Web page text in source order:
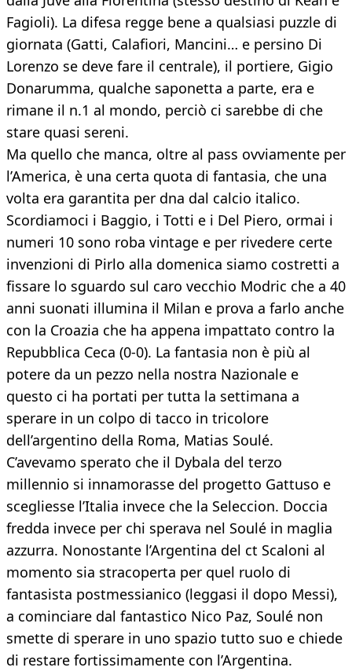
Fagioli). La difesa regge bene a qualsiasi puzzle di
giornata (Gatti, Calafiori, Mancini… e persino Di
Lorenzo se deve fare il centrale), il portiere, Gigio
Donarumma, qualche saponetta a parte, era e
rimane il n.1 al mondo, perciò ci sarebbe di che
stare quasi sereni.
Ma quello che manca, oltre al pass ovviamente per
l’America, è una certa quota di fantasia, che una
volta era garantita per dna dal calcio italico.
Scordiamoci i Baggio, i Totti e i Del Piero, ormai i
numeri 10 sono roba vintage e per rivedere certe
invenzioni di Pirlo alla domenica siamo costretti a
fissare lo sguardo sul caro vecchio Modric che a 40
anni suonati illumina il Milan e prova a farlo anche
con la Croazia che ha appena impattato contro la
Repubblica Ceca (0-0). La fantasia non è più al
potere da un pezzo nella nostra Nazionale e
questo ci ha portati per tutta la settimana a
sperare in un colpo di tacco in tricolore
dell’argentino della Roma, Matias Soulé.
C’avevamo sperato che il Dybala del terzo
millennio si innamorasse del progetto Gattuso e
scegliesse l’Italia invece che la Seleccion. Doccia
fredda invece per chi sperava nel Soulé in maglia
azzurra. Nonostante l’Argentina del ct Scaloni al
momento sia stracoperta per quel ruolo di
fantasista postmessianico (leggasi il dopo Messi),
a cominciare dal fantastico Nico Paz, Soulé non
smette di sperare in uno spazio tutto suo e chiede
di restare fortissimamente con l’Argentina.